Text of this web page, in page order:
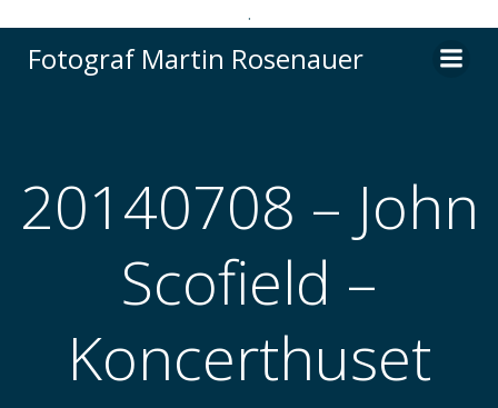
.
til
Fotograf Martin Rosenauer
20140708 – John
Scofield –
Koncerthuset